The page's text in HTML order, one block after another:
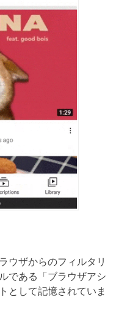
ウザからのフィルタリ
である「ブラウザアシ
として記憶されていま